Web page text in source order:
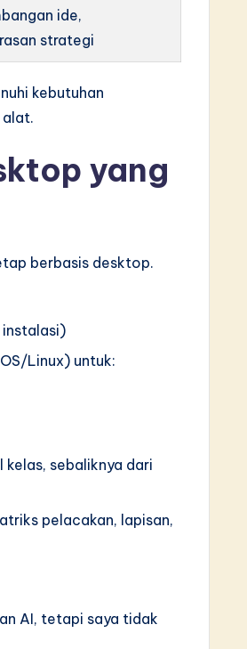
ide,
strategi
kebutuhan
alat.
yang
berbasis desktop.
instalasi)
Linux) untuk:
sebaliknya dari
pelacakan, lapisan,
AI, tetapi saya tidak